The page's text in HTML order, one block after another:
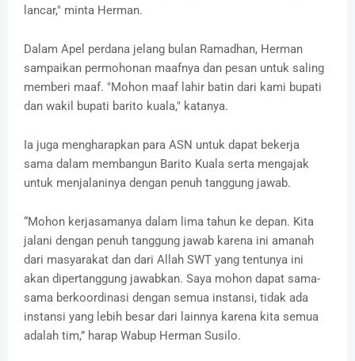
lancar," minta Herman.
Dalam Apel perdana jelang bulan Ramadhan, Herman
sampaikan permohonan maafnya dan pesan untuk saling
memberi maaf. "Mohon maaf lahir batin dari kami bupati
dan wakil bupati barito kuala," katanya.
Ia juga mengharapkan para ASN untuk dapat bekerja
sama dalam membangun Barito Kuala serta mengajak
untuk menjalaninya dengan penuh tanggung jawab.
“Mohon kerjasamanya dalam lima tahun ke depan. Kita
jalani dengan penuh tanggung jawab karena ini amanah
dari masyarakat dan dari Allah SWT yang tentunya ini
akan dipertanggung jawabkan. Saya mohon dapat sama-
sama berkoordinasi dengan semua instansi, tidak ada
instansi yang lebih besar dari lainnya karena kita semua
adalah tim,” harap Wabup Herman Susilo.